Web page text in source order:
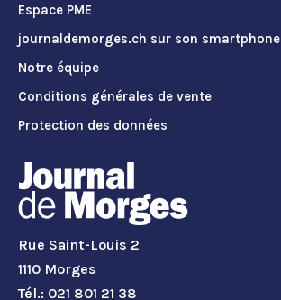
Espace PME
journaldemorges.ch sur son smartphone
Notre équipe
Conditions générales de vente
Protection des données
Rue Saint-Louis 2
1110 Morges
Tél.: 021 801 21 38